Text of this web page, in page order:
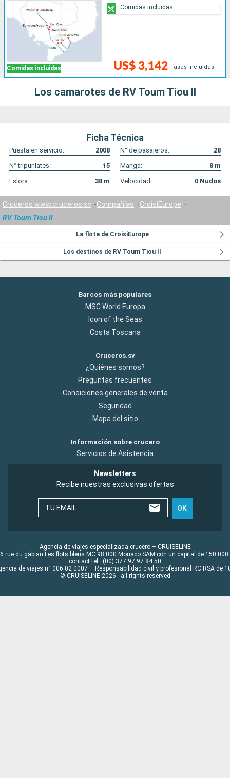
Comidas incluidas US$ 3,142 Tasas incluidas
Comidas incluidas
Los camarotes de RV Toum Tiou II
Ficha Técnica
Puesta en servicio: 2008 N° de pasajeros:
28
N° tripunlates:
15 Manga: 8 m
Eslora:
38 m Velocidad: 0 Nudos
Cruceros www.cruceros.sv Compañías
CroisiEurope
RV Toum Tiou II
La flota de CroisiEurope
Los destinos de RV Toum Tiou II
Barcos más populares
MSC World Europa
Icon of the Seas
Costa Toscana
Cruceros.sv
¿Quiénes somos?
Preguntas frecuentes
Condiciones generales de venta
Seguridad
Mapa del sitio
Información sobre crucero
Servicios de Asistencia
Newsletters
Recibe nuestras exclusivas ofertas
TU EMAIL OK
Agencia de viajes especializada crucero – CRUISELINE
rue du gabian Les flots bleus MC 98 000 Monaco SAM con un capital de 150 000
contact tel : (00) 377 97 97 84 50
de viajes n° 006 02 0007 – Responsabilidad civil y profesional RC RSA de
© CRUISELINE 2026 - all rights reserved